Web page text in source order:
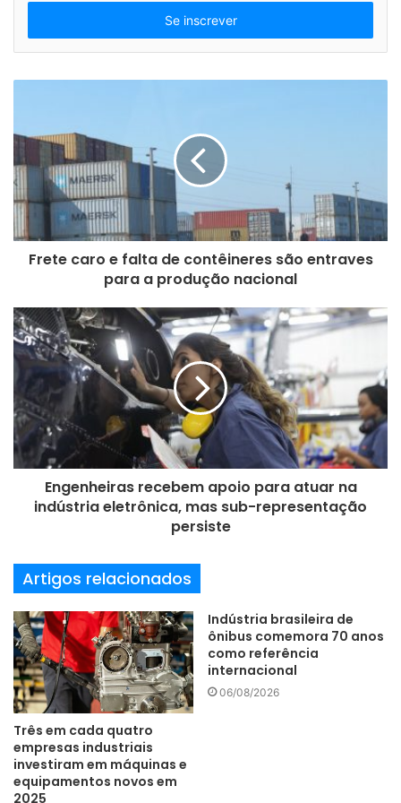
Austrian Plansee Group Ceratizit
ferramentas metal duro
s
r
o
u
n
ç
d
e
e
m
a
i
l
Frete caro e falta de contêineres são entraves
para a produção nacional
Engenheiras recebem apoio para atuar na
indústria eletrônica, mas sub-representação
persiste
Artigos relacionados
Três em cada quatro
empresas industriais
investiram em máquinas e
equipamentos novos em
2025
Indústria brasileira de
ônibus comemora 70 anos
como referência
internacional
06/08/2026